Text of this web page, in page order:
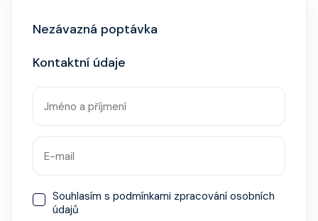
Nezávazná poptávka
Kontaktní údaje
Souhlasím s podmínkami zpracování osobních
údajů